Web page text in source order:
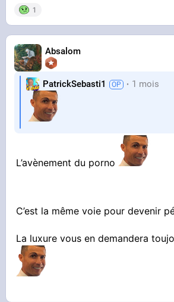
1
Absalom
PatrickSebasti1 1 mois
L’avènement du porno
C’est la même voie pour devenir
La luxure vous en demandera